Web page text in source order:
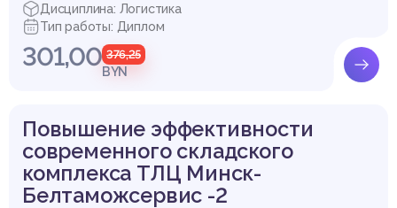
Дисциплина: Логистика
Тип работы: Диплом
301,00 376,25
BYN
Повышение эффективности
современного складского
комплекса ТЛЦ Минск-
Белтаможсервис -2